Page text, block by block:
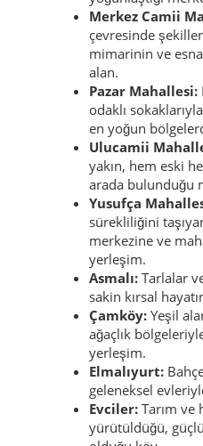
Merkez Camii
çevresinde
mimarinin ve
alan.
Pazar Mahallesi:
odaklı
en yoğun
Ulucamii
yakın, hem eski
arada bulunduğu
Yusufça
sürekliliğini
merkezine ve
yerleşim.
Asmalı: Tarlalar
sakin kırsal
Çamköy: Yeşil
ağaçlık
yerleşim.
Elmalıyurt:
geleneksel
Evciler: Tarım ve
yürütüldüğü,